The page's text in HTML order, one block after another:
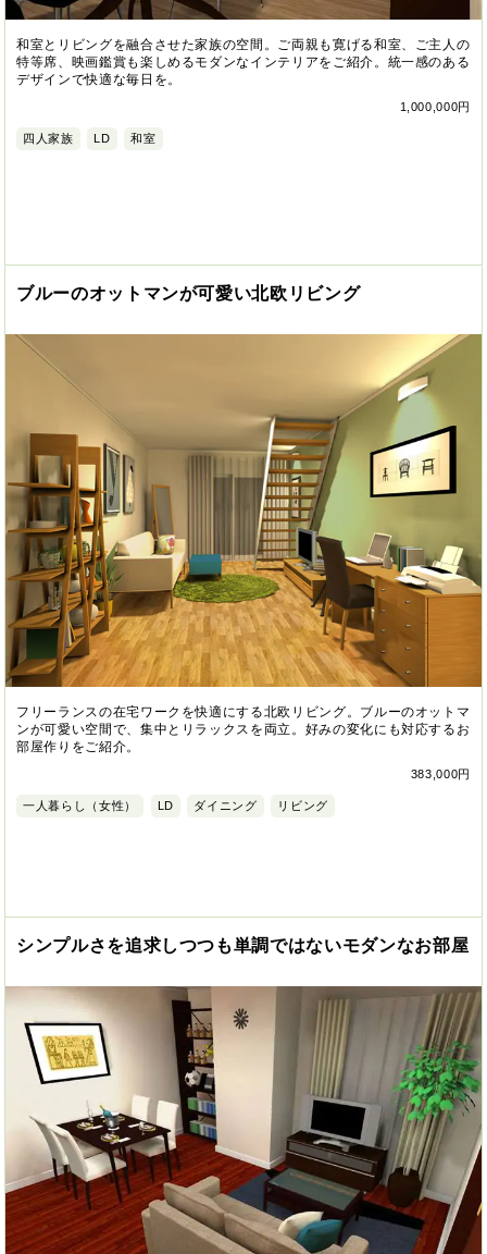
和室とリビングを融合させた家族の空間。ご両親も寛げる和室、ご主人の
特等席、映画鑑賞も楽しめるモダンなインテリアをご紹介。統一感のある
デザインで快適な毎日を。
1,000,000円
四人家族 LD 和室
ブルーのオットマンが可愛い北欧リビング
フリーランスの在宅ワークを快適にする北欧リビング。ブルーのオットマ
ンが可愛い空間で、集中とリラックスを両立。好みの変化にも対応するお
部屋作りをご紹介。
383,000円
一人暮らし（女性） LD ダイニング リビング
シンプルさを追求しつつも単調ではないモダンなお部屋